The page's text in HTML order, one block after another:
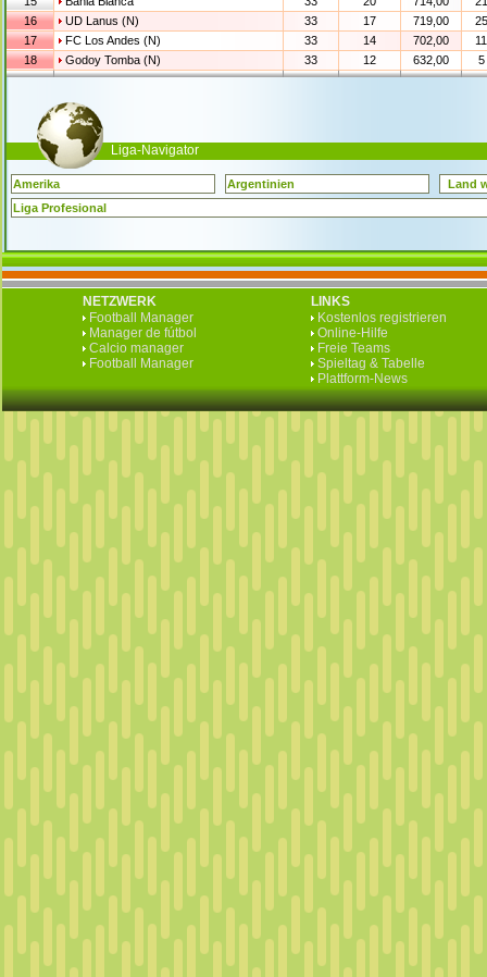
16
UD Lanus (N) 33 17 719,00
17
FC Los Andes (N) 33 14 702,00
18
Godoy Tomba (N) 33 12 632,00 5
Liga-Navigator
Amerika Argentinien
Land
Liga Profesional
NETZWERK
Football Manager
Manager de fútbol
Calcio manager
Football Manager
LINKS
Kostenlos registrieren
Online-Hilfe
Freie Teams
Spieltag & Tabelle
Plattform-News